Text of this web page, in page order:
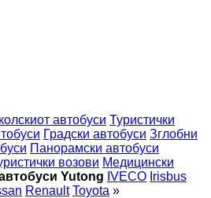
автобуси Туристички
Градски автобуси Зглобни
Панорамски автобуси
возови Медицински
Yutong IVECO Irisbus
Renault Toyota »